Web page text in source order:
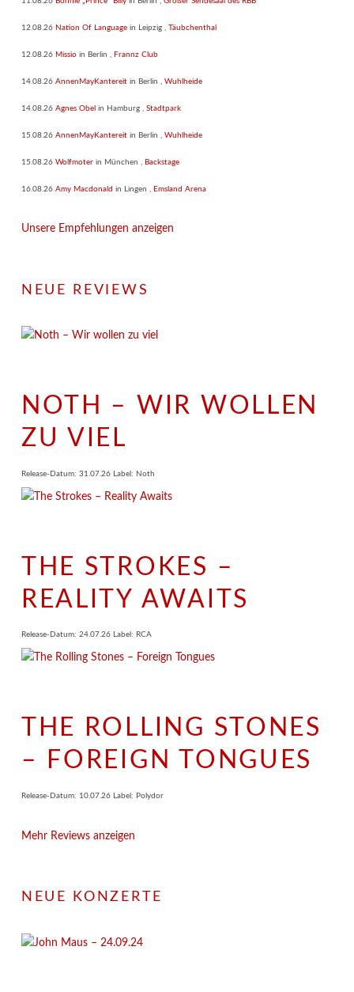
12.08.26 Nation Of Language in Leipzig Täubchenthal
12.08.26 Missio in Berlin Frannz Club
14.08.26 AnnenMayKantereit in Berlin Wuhlheide
14.08.26 Agnes Obel in Hamburg Stadtpark
15.08.26 AnnenMayKantereit in Berlin Wuhlheide
15.08.26 Wolfmoter in München Backstage
16.08.26 Amy Macdonald in Lingen Emsland Arena
Unsere Empfehlungen anzeigen
NEUE REVIEWS
NOTH – WIR WOLLEN
ZU VIEL
Release-Datum: 31.07.26 Label: Noth
THE STROKES –
REALITY AWAITS
Release-Datum: 24.07.26 Label: RCA
THE ROLLING STONES
– FOREIGN TONGUES
Release-Datum: 10.07.26 Label: Polydor
Mehr Reviews anzeigen
NEUE KONZERTE